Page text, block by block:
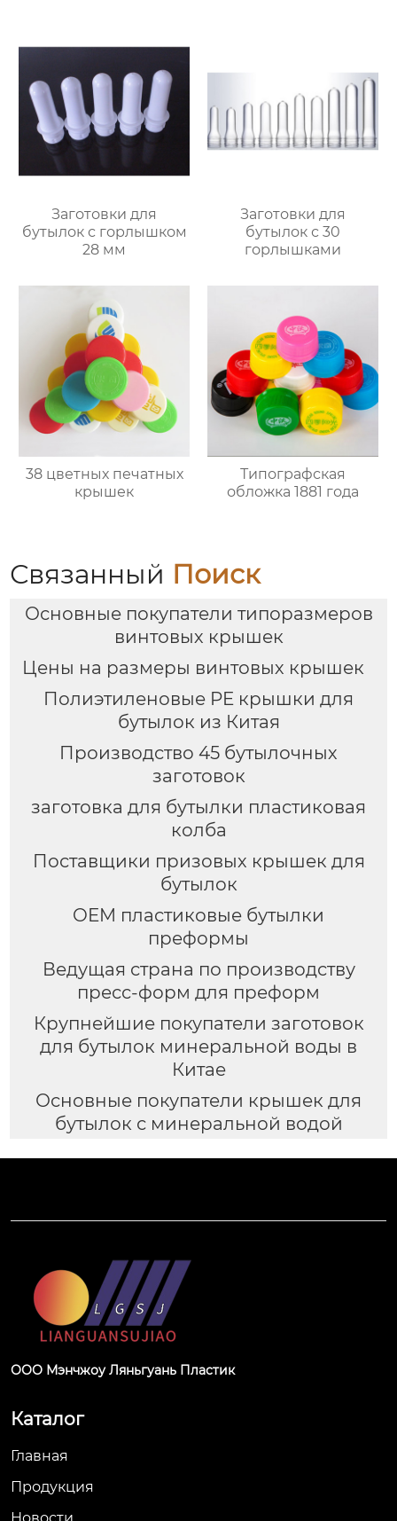
Заготовки для
бутылок с горлышком
28 мм
Заготовки для
бутылок с 30
горлышками
38 цветных печатных
крышек
Типографская
обложка 1881 года
Связанный Поиск
Основные покупатели типоразмеров
винтовых крышек
Цены на размеры винтовых крышек
Полиэтиленовые PE крышки для
бутылок из Китая
Производство 45 бутылочных
заготовок
заготовка для бутылки пластиковая
колба
Поставщики призовых крышек для
бутылок
OEM пластиковые бутылки
преформы
Ведущая страна по производству
пресс-форм для преформ
Крупнейшие покупатели заготовок
для бутылок минеральной воды в
Китае
Основные покупатели крышек для
бутылок с минеральной водой
ООО Мэнчжоу Ляньгуань Пластик
Каталог
Главная
Продукция